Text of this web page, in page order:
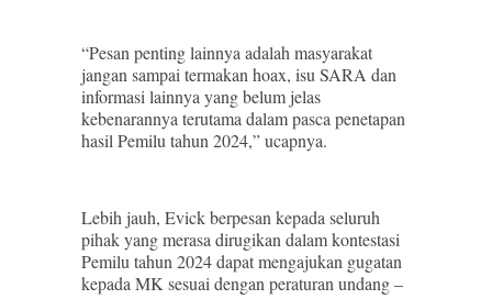
“Pesan penting lainnya adalah masyarakat
jangan sampai termakan hoax, isu SARA dan
informasi lainnya yang belum jelas
kebenarannya terutama dalam pasca penetapan
hasil Pemilu tahun 2024,” ucapnya.
Lebih jauh, Evick berpesan kepada seluruh
pihak yang merasa dirugikan dalam kontestasi
Pemilu tahun 2024 dapat mengajukan gugatan
kepada MK sesuai dengan peraturan undang –